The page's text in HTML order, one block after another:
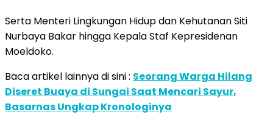
Serta Menteri Lingkungan Hidup dan Kehutanan Siti
Nurbaya Bakar hingga Kepala Staf Kepresidenan
Moeldoko.
Baca artikel lainnya di sini : Seorang Warga Hilang
Diseret Buaya di Sungai Saat Mencari Sayur,
Basarnas Ungkap Kronologinya